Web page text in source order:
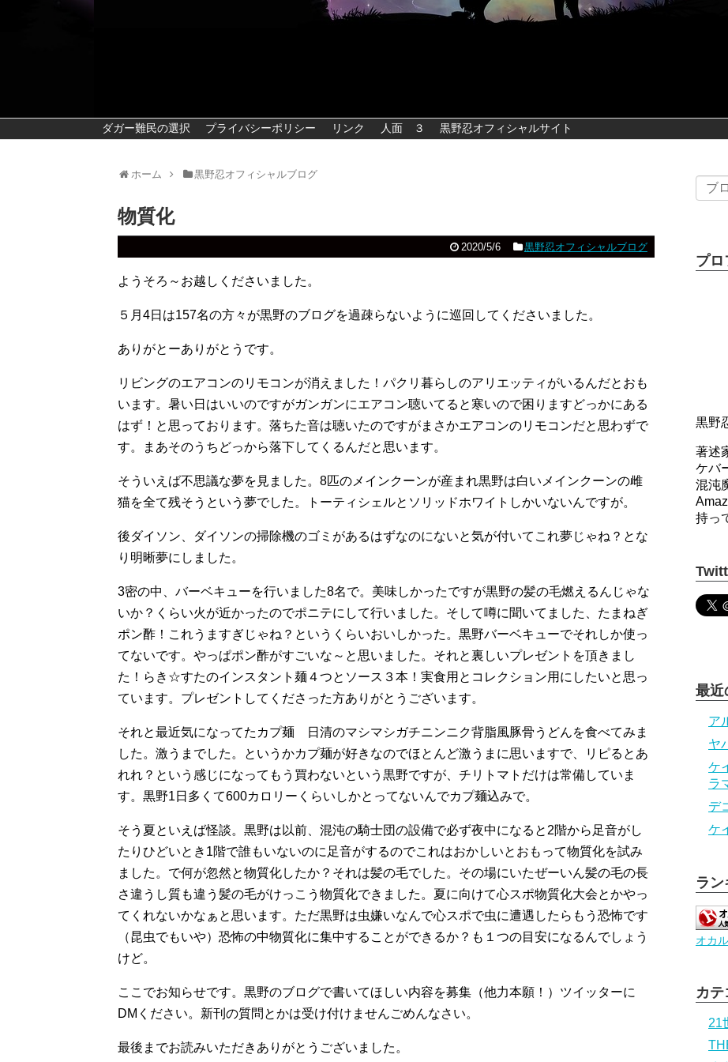
ダガー難民の選択 プライバシーポリシー リンク 人面 ３ 黒野忍オフィシャルサイト
ホーム 黒野忍オフィシャルブログ
物質化
2020/5/6 黒野忍オフィシャルブログ
ようそろ～お越しくださいました。
５月4日は157名の方々が黒野のブログを過疎らないように巡回してくださいました。
ありがとーありがとうです。
リビングのエアコンのリモコンが消えました！パクリ暮らしのアリエッティがいるんだとおも
います。暑い日はいいのですがガンガンにエアコン聴いてると寒いので困りますどっかにある
はず！と思っております。落ちた音は聴いたのですがまさかエアコンのリモコンだと思わずで
す。まあそのうちどっから落下してくるんだと思います。
そういえば不思議な夢を見ました。8匹のメインクーンが産まれ黒野は白いメインクーンの雌
猫を全て残そうという夢でした。トーティシェルとソリッドホワイトしかいないんですが。
後ダイソン、ダイソンの掃除機のゴミがあるはずなのにないと気が付いてこれ夢じゃね？とな
り明晰夢にしました。
3密の中、バーベキューを行いました8名で。美味しかったですが黒野の髪の毛燃えるんじゃな
いか？くらい火が近かったのでポニテにして行いました。そして噂に聞いてました、たまねぎ
ポン酢！これうますぎじゃね？というくらいおいしかった。黒野バーベキューでそれしか使っ
てないです。やっぱポン酢がすごいな～と思いました。それと裏しいプレゼントを頂きまし
た！らき☆すたのインスタント麺４つとソース３本！実食用とコレクション用にしたいと思っ
ています。プレゼントしてくださった方ありがとうございます。
それと最近気になってたカプ麺 日清のマシマシガチニンニク背脂風豚骨うどんを食べてみま
した。激うまでした。というかカプ麺が好きなのでほとんど激うまに思いますで、リピるとあ
れれ？という感じになってもう買わないという黒野ですが、チリトマトだけは常備していま
す。黒野1日多くて600カロリーくらいしかとってないんでカプ麺込みで。
そう夏といえば怪談。黒野は以前、混沌の騎士団の設備で必ず夜中になると2階から足音がし
たりひどいとき1階で誰もいないのに足音がするのでこれはおかしいとおもって物質化を試み
ました。で何が忽然と物質化したか？それは髪の毛でした。その場にいたぜーいん髪の毛の長
さ違うし質も違う髪の毛がけっこう物質化できました。夏に向けて心スポ物質化大会とかやっ
てくれないかなぁと思います。ただ黒野は虫嫌いなんで心スポで虫に遭遇したらもう恐怖です
（昆虫でもいや）恐怖の中物質化に集中することができるか？も１つの目安になるんでしょう
けど。
ここでお知らせです。黒野のブログで書いてほしい内容を募集（他力本願！）ツイッターに
DMください。新刊の質問とかは受け付けませんごめんなさい。
最後までお読みいただきありがとうございました。
プロ
黒野
著述
ケバ
混沌
持っ
最近
ア
ヤ
ケ
ラ
デ
ケ
ラン
オカ
カ
21